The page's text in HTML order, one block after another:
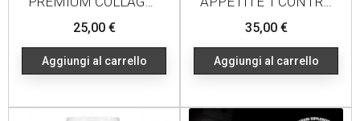
Prezzo
25,00 €
Aggiungi al carrello
Prezzo
35,00 €
Aggiungi al carrello